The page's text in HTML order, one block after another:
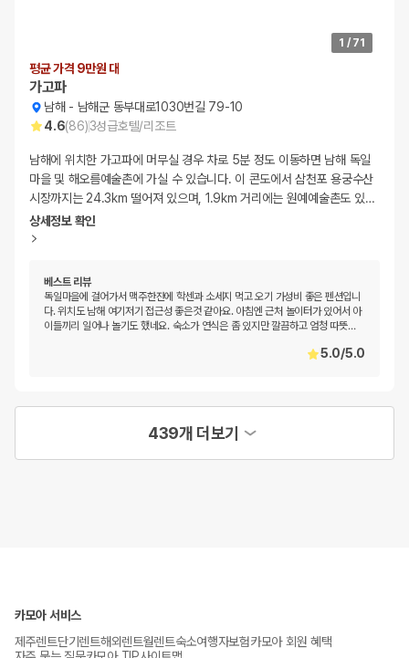
1 / 71
평균 가격 9만원 대
가고파
남해 - 남해군 동부대로1030번길 79-10
4.6(86)3성급호텔/리조트
남해에 위치한 가고파에 머무실 경우 차로 5분 정도 이동하면 남해 독일
마을 및 해오름예술촌에 가실 수 있습니다. 이 콘도에서 삼천포 용궁수산
시장까지는 24.3km 떨어져 있으며, 1.9km 거리에는 원예예술촌도 있…
상세정보 확인
베스트 리뷰
독일마을에 걸어가서 맥주한잔에 학센과 소세지 먹고 오기 가성비 좋은 펜션입니
다. 위치도 남해 여기저기 접근성 좋은것 같아요. 아침엔 근처 놀이터가 있어서 아
이들끼리 일어나 놀기도 했네요. 숙소가 연식은 좀 있지만 깔끔하고 엄청 따뜻…
5.0/5.0
439개 더보기
카모아 서비스
제주렌트단기렌트해외렌트월렌트숙소여행자보험카모아 회원 혜택